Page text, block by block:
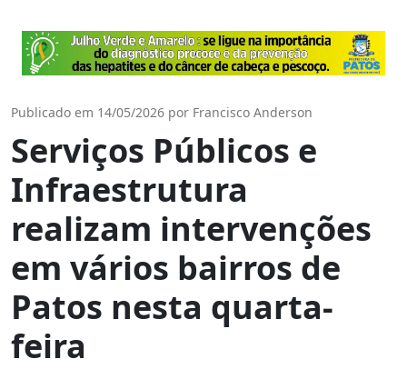
Publicado em 14/05/2026 por Francisco Anderson
Serviços Públicos e
Infraestrutura
realizam intervenções
em vários bairros de
Patos nesta quarta-
feira